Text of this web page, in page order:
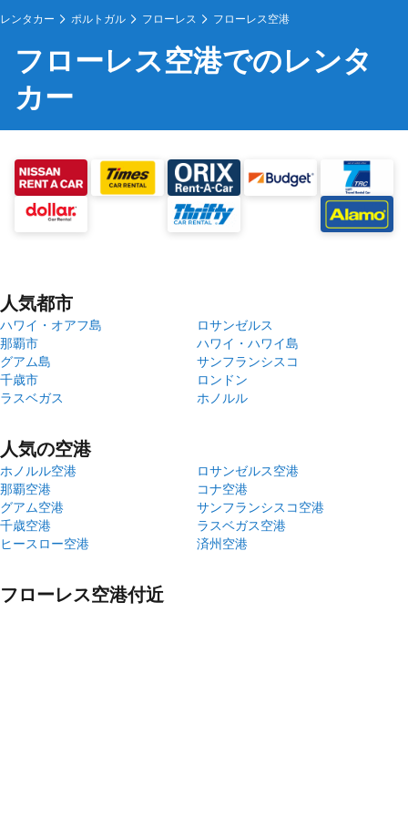
レンタカー ポルトガル フローレス フローレス空港
フローレス空港でのレンタ
カー
人気都市
ハワイ・オアフ島
ロサンゼルス
那覇市
ハワイ・ハワイ島
グアム島
サンフランシスコ
千歳市
ロンドン
ラスベガス
ホノルル
人気の空港
ホノルル空港
ロサンゼルス空港
那覇空港
コナ空港
グアム空港
サンフランシスコ空港
千歳空港
ラスベガス空港
ヒースロー空港
済州空港
フローレス空港付近